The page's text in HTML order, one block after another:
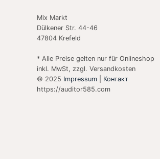
Mix Markt
Dülkener Str. 44-46
47804 Krefeld
* Alle Preise gelten nur für Onlineshop
inkl. MwSt, zzgl. Versandkosten
© 2025 Impressum
Контакт
https://auditor585.com